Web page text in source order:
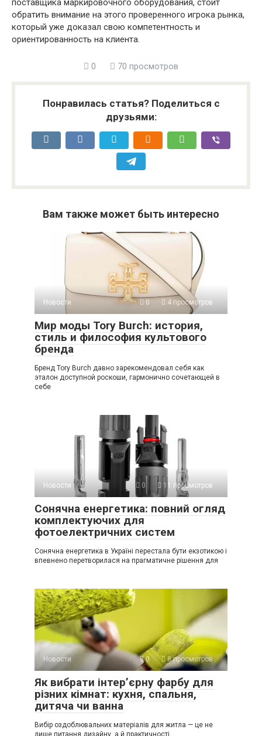
поставщика маркировочного оборудования, стоит
обратить внимание на этого проверенного игрока рынка,
который уже доказал свою компетентность и
ориентированность на клиента.
0 70 просмотров
Понравилась статья? Поделиться с
друзьями:
Вам также может быть интересно
Новости 0 4 просмотров
Мир моды Tory Burch: история,
стиль и философия культового
бренда
Бренд Tory Burch давно зарекомендовал себя как
эталон доступной роскоши, гармонично сочетающей в
себе
Новости 0 11 просмотров
Сонячна енергетика: повний огляд
комплектуючих для
фотоелектричних систем
Сонячна енергетика в Україні перестала бути екзотикою і
впевнено перетворилася на прагматичне рішення для
Новости 0 8 просмотров
Як вибрати інтер’єрну фарбу для
різних кімнат: кухня, спальня,
дитяча чи ванна
Вибір оздоблювальних матеріалів для житла — це не
лише питання дизайну, а й практичності.